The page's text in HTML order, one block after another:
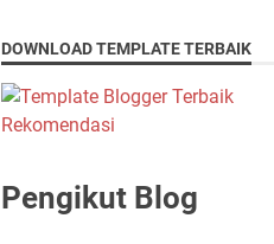
DOWNLOAD TEMPLATE TERBAIK
Pengikut Blog